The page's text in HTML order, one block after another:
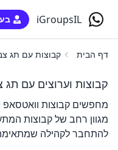
iGroupsIL
דף הבית קבוצות עם תג
קבוצות וערוצים עם תג
מחפשים קבוצות וואטסאפ
מגוון רחב של קבוצות
להתחבר לקהילה